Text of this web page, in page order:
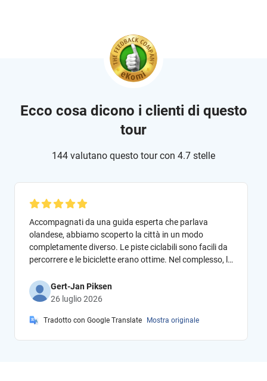
Ecco cosa dicono i clienti di questo
tour
144 valutano questo tour con 4.7 stelle
Accompagnati da una guida esperta che parlava
olandese, abbiamo scoperto la città in un modo
completamente diverso. Le piste ciclabili sono facili da
percorrere e le biciclette erano ottime. Nel complesso, lo
Gert-Jan Piksen
26 luglio 2026
Tradotto con Google Translate Mostra originale